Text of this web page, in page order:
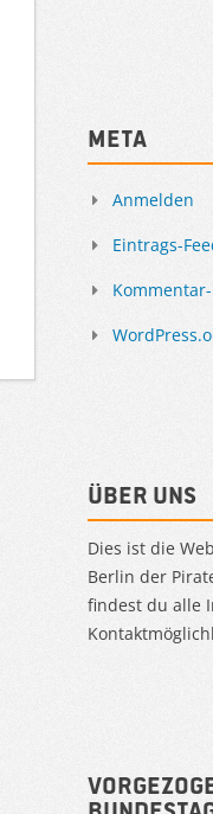
Meta
Anmelden
Eintrags-
Über uns
Dies ist die
Berlin der
findest du alle